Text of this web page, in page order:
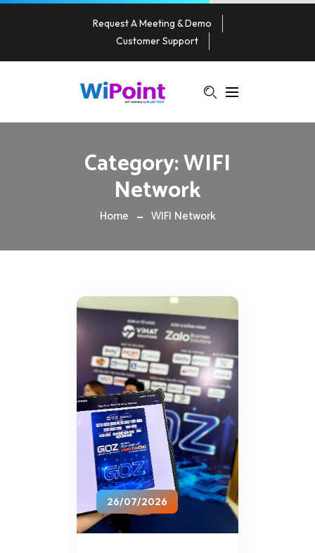
Request A Meeting & Demo
Customer Support
Category:WIFI
Network
Home WIFI Network
26/07/2026